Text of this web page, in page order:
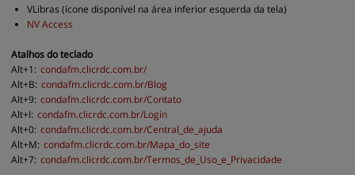
VLibras (ícone disponível na área inferior esquerda da tela)
NV Access
Atalhos do teclado
Alt+1: condafm.clicrdc.com.br/
Alt+B: condafm.clicrdc.com.br/Blog
Alt+9: condafm.clicrdc.com.br/Contato
Alt+I: condafm.clicrdc.com.br/Login
Alt+0: condafm.clicrdc.com.br/Central_de_ajuda
Alt+M: condafm.clicrdc.com.br/Mapa_do_site
Alt+7: condafm.clicrdc.com.br/Termos_de_Uso_e_Privacidade